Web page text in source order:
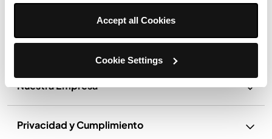
Accept all Cookies
Cookie Settings
Nuestra Empresa
Privacidad y Cumplimiento